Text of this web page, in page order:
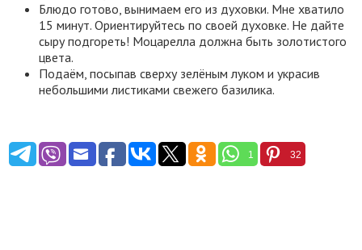
Блюдо готово, вынимаем его из духовки. Мне хватило
15 минут. Ориентируйтесь по своей духовке. Не дайте
сыру подгореть! Моцарелла должна быть золотистого
цвета.
Подаём, посыпав сверху зелёным луком и украсив
небольшими листиками свежего базилика.
1 32